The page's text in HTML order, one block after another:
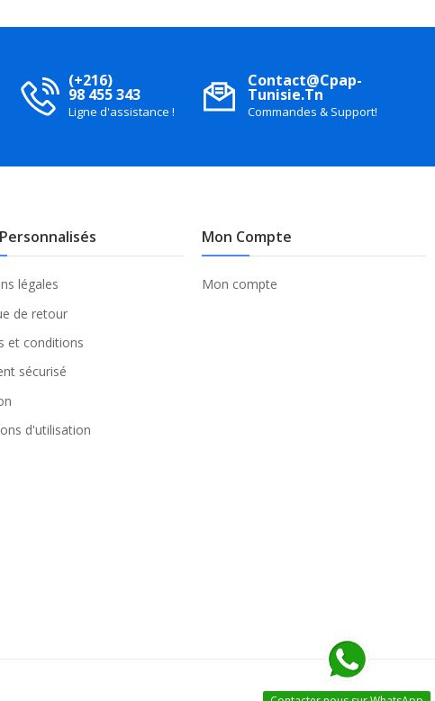
(+216)
98 455 343
Ligne d'assistance !
Contact@cpap-
Tunisie.tn
Commandes & Support!
légales
de retour
et conditions
sécurisé
d'utilisation
Mon Compte
Mon compte